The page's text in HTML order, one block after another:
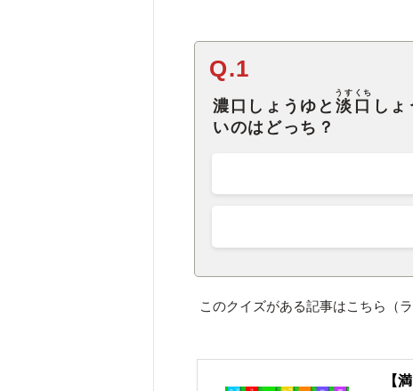
Q.1
濃口しょうゆと 淡口
うすくち
し
いのはどっち？
このクイズがある記事はこちら（
【